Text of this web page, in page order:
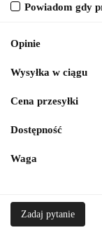
Powiadom gdy
Opinie
Wysyłka w ciągu
Cena przesyłki
Dostępność
Waga
Zadaj pytanie